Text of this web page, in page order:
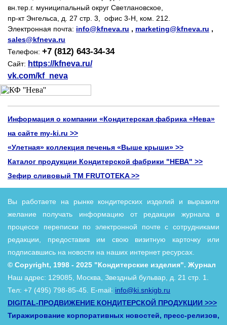
вн.тер.г. муниципальный округ Светлановское,
пр-кт Энгельса, д. 27 стр. 3, офис 3-Н, ком. 212.
Электронная почта: info@kfneva.ru , marketing@kfneva.ru ,
sales@kfneva.ru
Телефон: +7 (812) 643-34-34
Сайт: https://kfneva.ru/
vk.com/kf_neva
Информация о компании «Кондитерская фабрика «Нева»
на сайте my-ki.ru >>
«Улетная» коллекция печенья «Выше крыши» >>
Каталог продукции Кондитерской фабрики "НЕВА" >>
Зефир сливовый ТМ FRUTOTEKA >>
Вы работаете на рынке кондитерских изделий и выразили
желание получать информацию от редакции журнала в
процессе переписки по электронной почте с сотрудниками
редакции, предоставив им свою визитную карточку или
подписавшись на новости на наших интернет ресурсах.
© Copyright, 1998 - 2025 "Кондитерские изделия". Журнал
Наш адрес: 129085, Москва, Звездный бульвар, д. 21 стр. 1.
Тел: +7 (495) 798-85-45. E-mail: info@ki.snkigb.ru
DIGITAL-ПРОДВИЖЕНИЕ КОНДИТЕРСКОЙ ПРОДУКЦИИ >>>
Тиражирование корпоративных новостей, пресс-релизов,